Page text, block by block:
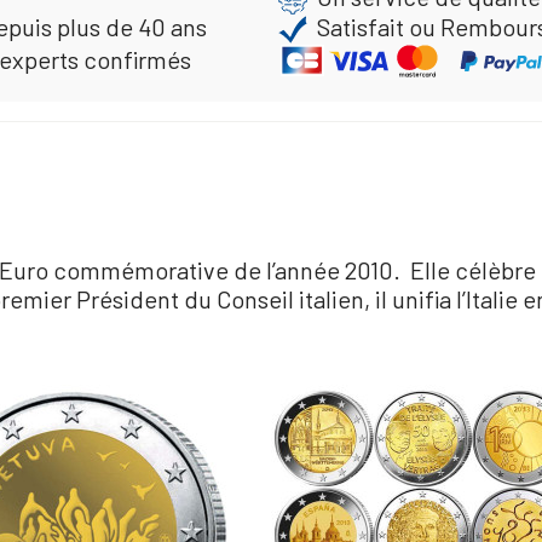
plus de 40 ans
Satisfait ou
confirmés
commémorative de l’année 2010. Elle
Président du Conseil italien, il unifia l’Italie